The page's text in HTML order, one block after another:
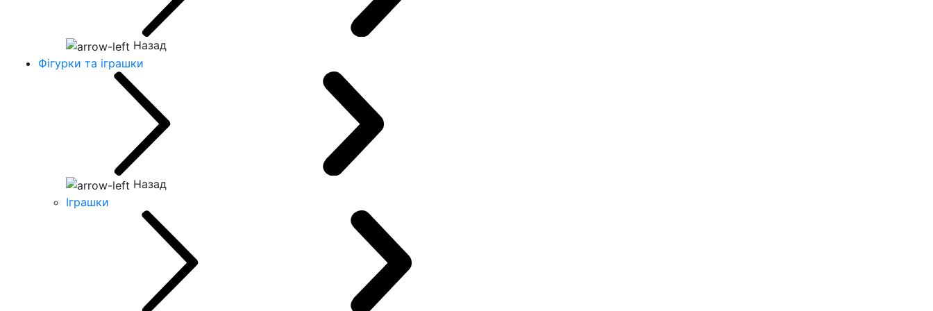
Назад
Фігурки та іграшки
Назад
Іграшки